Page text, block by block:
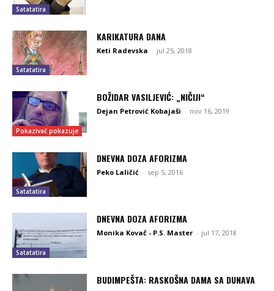
Satatatira
Satatatira
KARIKATURA DANA
Keti Radevska - jul 25, 2018
Pokazivač pokazuje
BOŽIDAR VASILJEVIĆ: „NIČIJI“
Dejan Petrović Kobajaši - nov 16, 2019
Satatatira
DNEVNA DOZA AFORIZMA
Peko Laličić - sep 5, 2016
Satatatira
DNEVNA DOZA AFORIZMA
Monika Kovač - P.S. Master - jul 17, 2018
BUDIMPEŠTA: RASKOŠNA DAMA SA DUNAVA